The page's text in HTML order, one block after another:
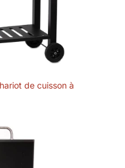
de 8 crochets pour
placer
confortablement les
aliments et les
outils de barbecue,
cendres extensible
cendres, et la
longue étagère sur
le fond peut être
utilisée pour placer
de cuisson à